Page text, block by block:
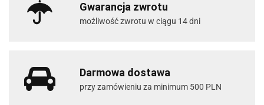
Gwarancja zwrotu
możliwość zwrotu w ciągu 14 dni
Darmowa dostawa
przy zamówieniu za minimum 500 PLN